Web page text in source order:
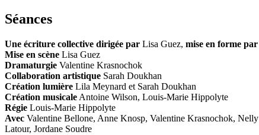
Séances
Une écriture collective dirigée par Lisa Guez, mise en forme par
Mise en scène Lisa Guez
Dramaturgie Valentine Krasnochok
Collaboration artistique Sarah Doukhan
Création lumière Lila Meynard et Sarah Doukhan
Création musicale Antoine Wilson, Louis-Marie Hippolyte
Régie Louis-Marie Hippolyte
Avec Valentine Bellone, Anne Knosp, Valentine Krasnochok, Nelly
Latour, Jordane Soudre